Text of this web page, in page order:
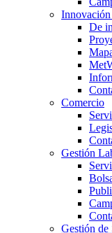
De
Comercio
Gestión
Gestión de